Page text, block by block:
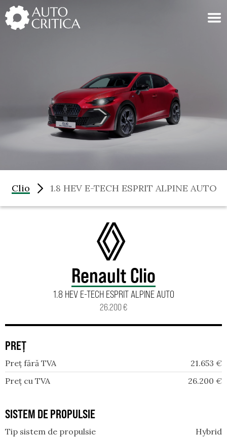
Skip
to
content
Clio 1.8 HEV E-TECH ESPRIT ALPINE AUTO
Renault Clio
1.8 HEV E-TECH ESPRIT ALPINE AUTO
26.200 €
PREȚ
Preț fără TVA 21.653 €
Preț cu TVA
26.200 €
SISTEM DE PROPULSIE
Tip sistem de propulsie
Hybrid